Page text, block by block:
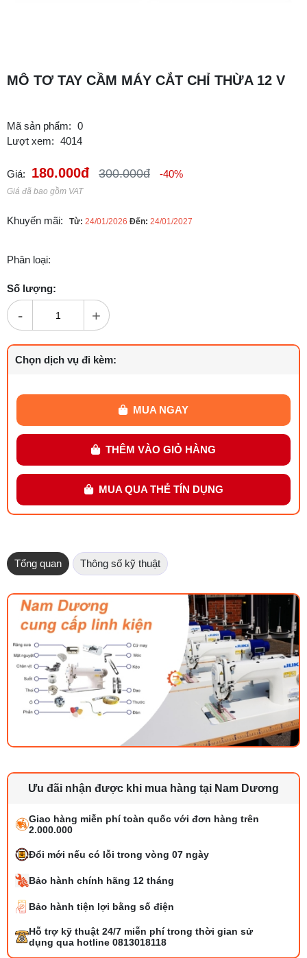
MÔ TƠ TAY CẦM MÁY CẮT CHỈ THỪA 12 V
Mã sản phẩm: 0
Lượt xem: 4014
Giá: 180.000đ 300.000đ -40%
Giá đã bao gồm VAT
Khuyến mãi: Từ: 24/01/2026 Đến: 24/01/2027
Phân loại:
Số lượng:
- +
Chọn dịch vụ đi kèm:
MUA NGAY
THÊM VÀO GIỎ HÀNG
MUA QUA THẺ TÍN DỤNG
Tổng quan Thông số kỹ thuật
Ưu đãi nhận được khi mua hàng tại Nam Dương
Giao hàng miễn phí toàn quốc với đơn hàng trên
2.000.000
Đổi mới nếu có lỗi trong vòng 07 ngày
Bảo hành chính hãng 12 tháng
Bảo hành tiện lợi bằng số điện
Hỗ trợ kỹ thuật 24/7 miễn phí trong thời gian sử
dụng qua hotline 0813018118
Tổng hợp 6 loại kéo cắt vải ngành may
đáng mua